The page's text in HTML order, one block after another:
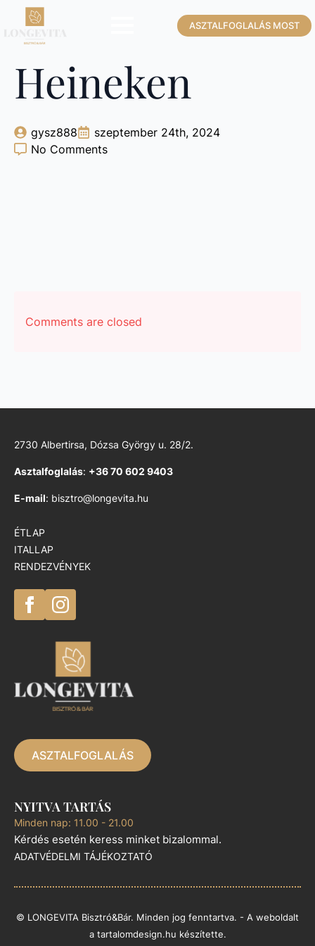
ASZTALFOGLALÁS MOST
Heineken
gysz888
szeptember 24th, 2024
No Comments
Comments are closed
2730 Albertirsa, Dózsa György u. 28/2.
Asztalfoglalás: +36 70 602 9403
E-mail: bisztro@longevita.hu
ÉTLAP
ITALLAP
RENDEZVÉNYEK
ASZTALFOGLALÁS
NYITVA TARTÁS
Minden nap: 11.00 - 21.00
Kérdés esetén keress minket bizalommal.
ADATVÉDELMI TÁJÉKOZTATÓ
© LONGEVITA Bisztró&Bár. Minden jog fenntartva. - A weboldalt
a tartalomdesign.hu készítette.